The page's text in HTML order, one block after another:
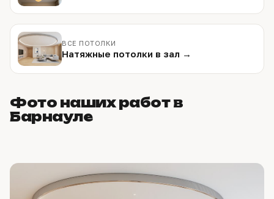
ВСЕ ПОТОЛКИ
Натяжные потолки в зал →
Фото наших работ в
Барнауле